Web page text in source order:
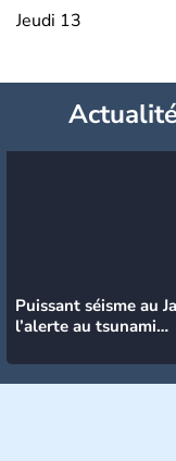
Jeudi 13
Puissant séisme au
l’alerte au tsunami